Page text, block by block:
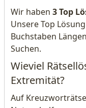
Wir haben 3 Top
Unsere Top
Buchstaben
Suchen.
Wieviel
Extremität?
Auf